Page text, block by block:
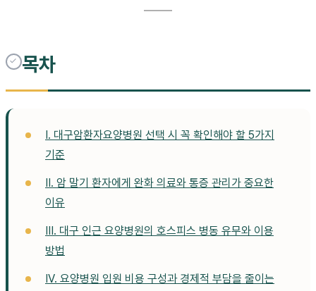
목차
I. 대구암환자요양병원 선택 시 꼭 확인해야 할 5가지
기준
II. 암 말기 환자에게 완화 의료와 통증 관리가 중요한
이유
III. 대구 인근 요양병원의 호스피스 병동 유무와 이용
방법
IV. 요양병원 입원 비용 구성과 경제적 부담을 줄이는